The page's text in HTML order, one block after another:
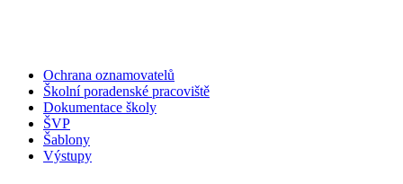
Ochrana oznamovatelů
Školní poradenské pracoviště
Dokumentace školy
ŠVP
Šablony
Výstupy